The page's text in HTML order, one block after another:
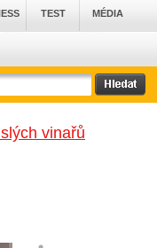
TEST MÉDIA
vinařů